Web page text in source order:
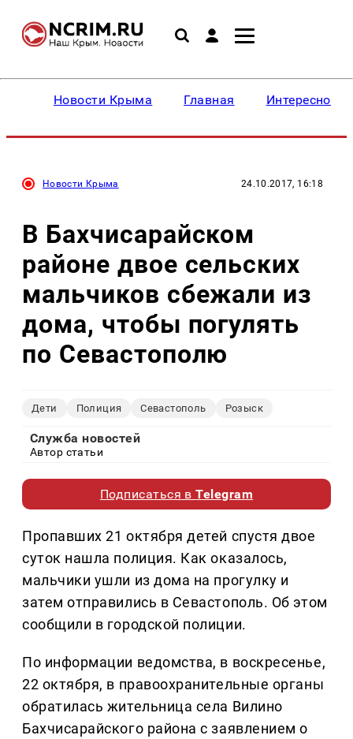
Новости Крыма Главная Интересное
Новости Крыма 24.10.2017, 16:18
В Бахчисарайском
районе двое сельских
мальчиков сбежали из
дома, чтобы погулять
по Севастополю
Дети Полиция Севастополь Розыск
Служба новостей
Автор статьи
Подписаться вTelegram
Пропавших 21 октября детей спустя двое
суток нашла полиция. Как оказалось,
мальчики ушли из дома на прогулку и
затем отправились в Севастополь. Об этом
сообщили в городской полиции.
По информации ведомства, в воскресенье,
22 октября, в правоохранительные органы
обратилась жительница села Вилино
Бахчисарайского района с заявлением о